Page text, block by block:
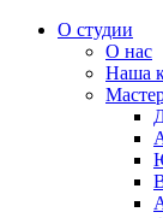
О студии
О нас
Наша